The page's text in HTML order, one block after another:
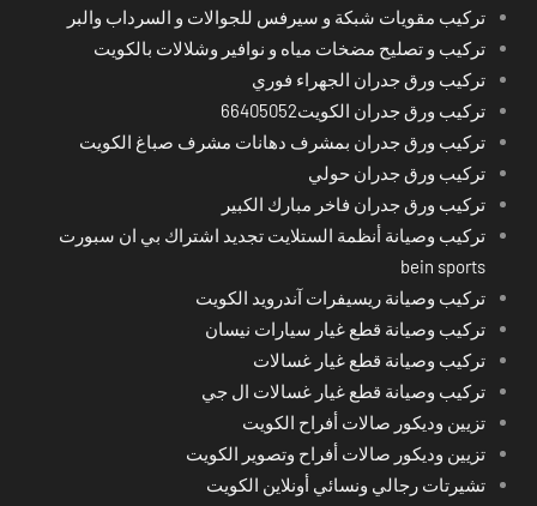
تركيب مقويات شبكة و سيرفس للجوالات و السرداب والبر
تركيب و تصليح مضخات مياه و نوافير وشلالات بالكويت
تركيب ورق جدران الجهراء فوري
تركيب ورق جدران الكويت66405052
تركيب ورق جدران بمشرف دهانات مشرف صباغ الكويت
تركيب ورق جدران حولي
تركيب ورق جدران فاخر مبارك الكبير
تركيب وصيانة أنظمة الستلايت تجديد اشتراك بي ان سبورت
bein sports
تركيب وصيانة ريسيفرات آندرويد الكويت
تركيب وصيانة قطع غيار سيارات نيسان
تركيب وصيانة قطع غيار غسالات
تركيب وصيانة قطع غيار غسالات ال جي
تزيين وديكور صالات أفراح الكويت
تزيين وديكور صالات أفراح وتصوير الكويت
تشيرتات رجالي ونسائي أونلاين الكويت